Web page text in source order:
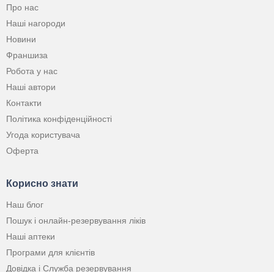
Про нас
Наші нагороди
Новини
Франшиза
Робота у нас
Наші автори
Контакти
Політика конфіденційності
Угода користувача
Оферта
Корисно знати
Наш блог
Пошук і онлайн-резервування ліків
Наші аптеки
Програми для клієнтів
Довідка і Служба резервування